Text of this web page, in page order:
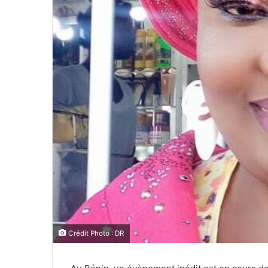
Crédit Photo : DR